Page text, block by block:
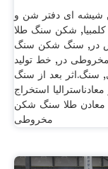
ای دفتر شن و
شکن سنگ طلا
در, سنگ شکن سنگ
در, خط تولید
سنگ.اثر بعد از سنگ
استخراج
معادن طلا سنگ شکن
مخروطی